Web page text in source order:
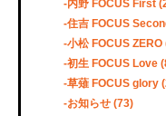
内野 FOCUS First
住吉 FOCUS
小松 FOCUS ZERO
初生 FOCUS Love
草薙 FOCUS glory
お知らせ (73)